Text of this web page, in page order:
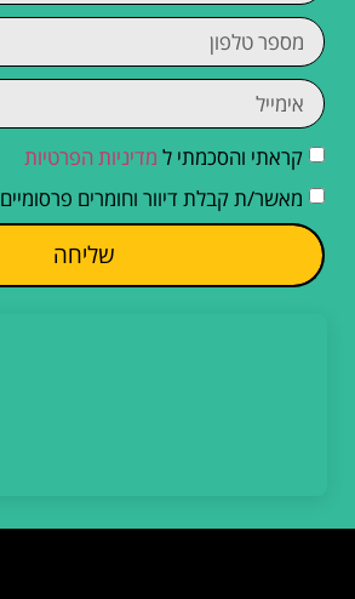
קראתי והסכמתי ל מדיניות הפרטיות
מאשר/ת קבלת דיוור וחומרים פרסומיים
שליחה